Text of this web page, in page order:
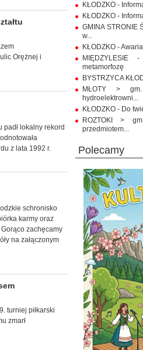
Orężnej i
padł lokalny rekord
z lata 1992 r.
schronisko
karmy oraz
zachęcamy
na załączonym
turniej piłkarski
zmarł
KŁODZKO -
KŁODZKO -
GMINA STRONIE
w...
KŁODZKO -
MIĘDZYLESIE
metamorfozę
BYSTRZYCA
MŁOTY >
hydroelektrowni...
KŁODZKO - Do
ROZTOKI >
przedmiotem...
polecamy